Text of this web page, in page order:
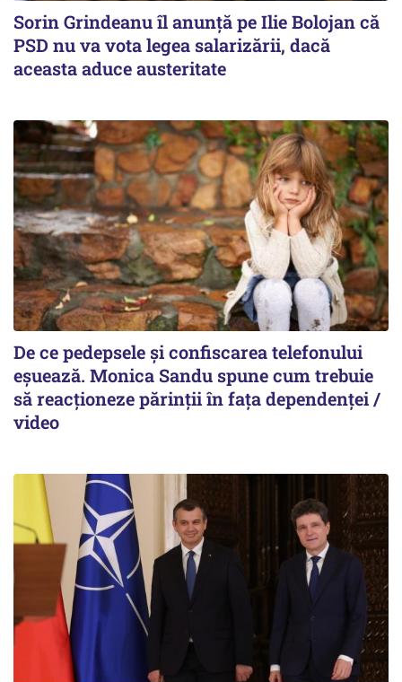
Sorin Grindeanu îl anunţă pe Ilie Bolojan că
PSD nu va vota legea salarizării, dacă
aceasta aduce austeritate
De ce pedepsele și confiscarea telefonului
eșuează. Monica Sandu spune cum trebuie
să reacționeze părinții în fața dependenței /
video